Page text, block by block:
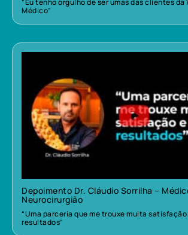
“Eu tenho orgulho de ser umas das clientes da
Médico”
Depoimento Dr. Cláudio Sorrilha –
Neurocirurgião
“Uma parceria que me trouxe muita
resultados”